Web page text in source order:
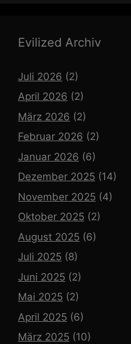
Evilized Archiv
Juli 2026 (2)
April 2026 (2)
März 2026 (2)
Februar 2026 (2)
Januar 2026 (6)
Dezember 2025 (14)
November 2025 (4)
Oktober 2025 (2)
August 2025 (6)
Juli 2025 (8)
Juni 2025 (2)
Mai 2025 (2)
April 2025 (6)
März 2025 (10)